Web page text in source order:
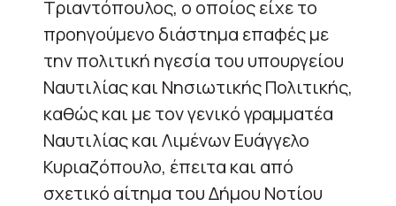
Τριαντόπουλος, ο οποίος είχε το
προηγούμενο διάστημα επαφές με
την πολιτική ηγεσία του υπουργείου
Ναυτιλίας και Νησιωτικής Πολιτικής,
καθώς και με τον γενικό γραμματέα
Ναυτιλίας και Λιμένων Ευάγγελο
Κυριαζόπουλο, έπειτα και από
σχετικό αίτημα του Δήμου Νοτίου